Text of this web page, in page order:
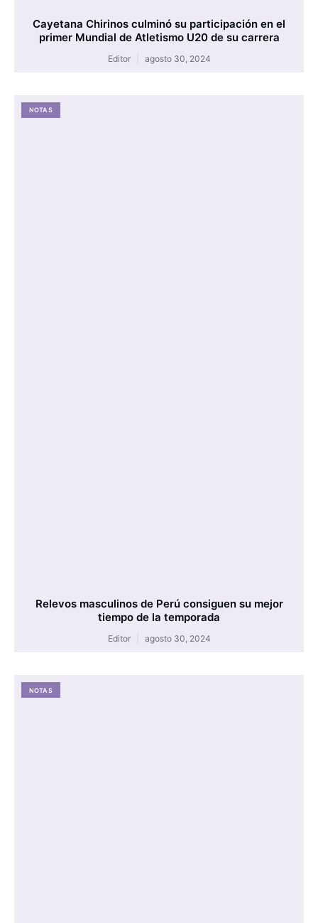
Cayetana Chirinos culminó su participación en el
primer Mundial de Atletismo U20 de su carrera
Editor agosto 30, 2024
NOTAS
Relevos masculinos de Perú consiguen su mejor
tiempo de la temporada
Editor agosto 30, 2024
NOTAS